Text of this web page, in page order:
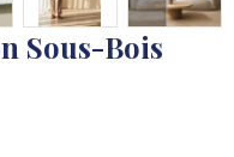
Sous-Bois